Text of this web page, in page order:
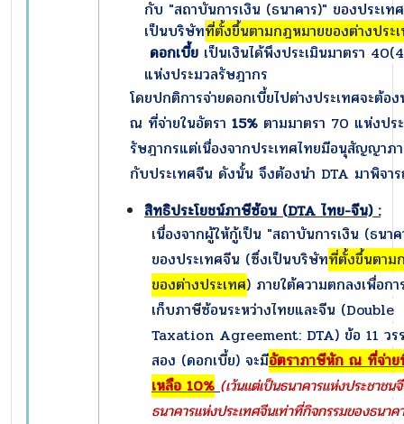
กับ "สถาบันการเงิน (ธนาคาร)" ของประเ
เป็นบริษัทที่ตั้งขึ้นตามกฎหมายของต่างประ
ดอกเบี้ย เป็นเงินได้พึงประเมินมาตรา
แห่งประมวลรัษฎากร
โดยปกติการจ่ายดอกเบี้ยไปต่างประเทศจะต้อ
ณ ที่จ่ายในอัตรา 15% ตามมาตรา 70 แห่งปร
รัษฎากรแต่เนื่องจากประเทศไทยมีอนุสัญญาภ
กับประเทศจีน ดังนั้น จึงต้องนำ DTA มาพิจา
สิทธิประโยชน์ภาษีซ้อน (DTA ไทย-จีน) :
เนื่องจากผู้ให้กู้เป็น "สถาบันการเงิน (ธนา
ของประเทศจีน (ซึ่งเป็นบริษัทที่ตั้งขึ้นตาม
ของต่างประเทศ) ภายใต้ความตกลงเพื่อกา
เก็บภาษีซ้อนระหว่างไทยและจีน (Double
Taxation Agreement: DTA) ข้อ 11 วร
สอง (ดอกเบี้ย) จะมีอัตราภาษีหัก ณ ที่จ่าย
เหลือ10% (เว้นแต่เป็นธนาคารแห่งประชาชน
ธนาคารแห่งประเทศจีนเท่าที่กิจกรรมของธนา